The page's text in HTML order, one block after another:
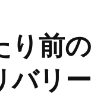
り前
バリ